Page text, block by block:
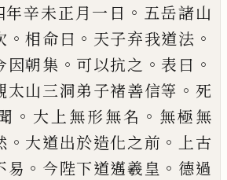
年辛未正月一日 。 五岳諸山
。相命曰 。 天子弃我道法 。
因朝集 。 可以抗之 。 表曰 。
太山三洞弟子褚善信等 。 死
。 大上無形無名 。 無極無
。 大道出於造化之前 。
上古
易 。 今陛下道邁羲皇 。 德過